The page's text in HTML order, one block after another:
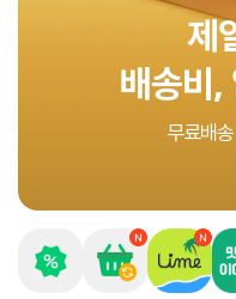
생
두
오